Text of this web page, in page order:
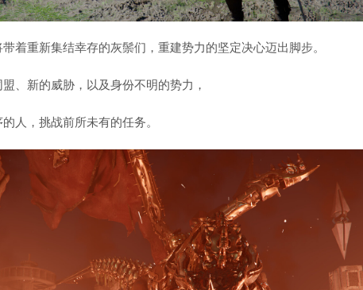
着重新集结幸存的灰鬃们，重建势力的坚定决心迈出脚步。
、新的威胁，以及身份不明的势力，
人，挑战前所未有的任务。